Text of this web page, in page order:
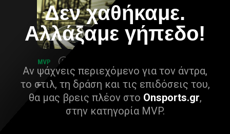
Δεν χαθήκαμε.
Αλλάξαμε γήπεδο!
Αν ψάχνεις περιεχόμενο για τον άντρα,
το στιλ, τη δράση και τις επιδόσεις του,
θα μας βρεις πλέον στο Onsports.gr,
στην κατηγορία MVP.